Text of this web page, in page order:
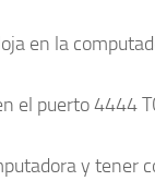
en la
el puerto 4444
y tener